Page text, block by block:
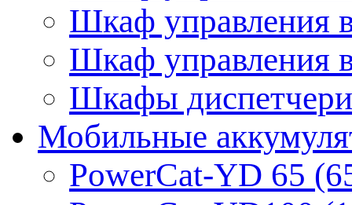
Шкаф управления
Шкаф управления
Шкафы
Мобильные
PowerCat-YD 65